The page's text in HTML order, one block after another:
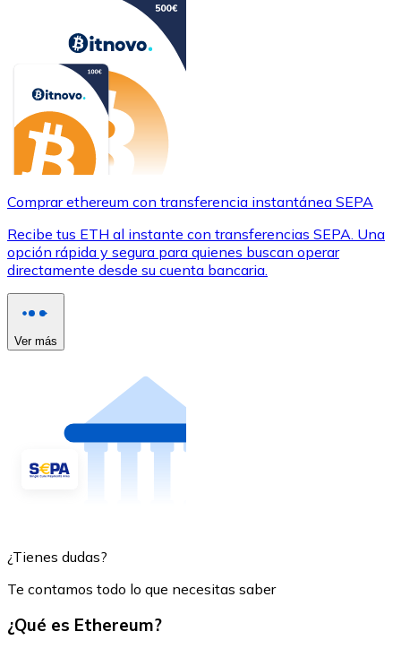
Comprar ethereum con transferencia instantánea SEPA
Recibe tus ETH al instante con transferencias SEPA. Una
opción rápida y segura para quienes buscan operar
directamente desde su cuenta bancaria.
Ver más
¿Tienes dudas?
Te contamos todo lo que necesitas saber
¿Qué es Ethereum?